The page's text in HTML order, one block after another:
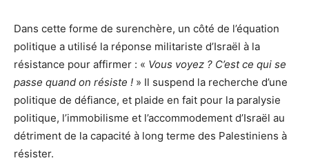
Dans cette forme de surenchère, un côté de l’équation
politique a utilisé la réponse militariste d’Israël à la
résistance pour affirmer : « Vous voyez ? C’est ce qui se
passe quand on résiste ! » Il suspend la recherche d’une
politique de défiance, et plaide en fait pour la paralysie
politique, l’immobilisme et l’accommodement d’Israël au
détriment de la capacité à long terme des Palestiniens à
résister.